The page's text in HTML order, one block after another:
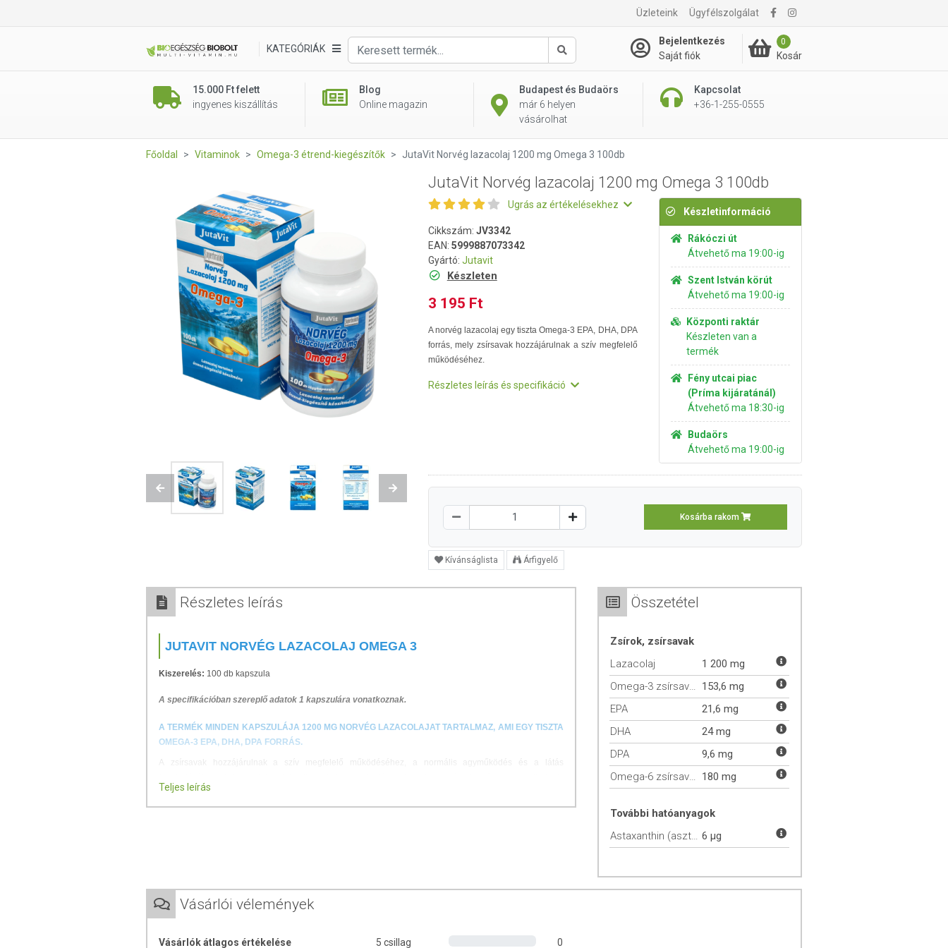
Üzleteink Ügyfélszolgálat
KATEGÓRIÁK
Keresés
Bejelentkezés
Saját fiók
0
Kosár
15.000 Ft felett
ingyenes kiszállítás
Blog
Online magazin
Budapest és Budaörs
már 6 helyen
vásárolhat
Kapcsolat
+36-1-255-0555
3 195 Ft Kosárba rakom
Főoldal Vitaminok Omega-3 étrend-kiegészítők JutaVit Norvég lazacolaj 1200 mg Omega 3 100db
Previous Next
JutaVit Norvég lazacolaj 1200 mg Omega 3 100db
Ugrás az értékelésekhez
Cikkszám: JV3342
EAN: 5999887073342
Gyártó: Jutavit
Készleten
3 195 Ft
A norvég lazacolaj egy tiszta Omega-3 EPA, DHA, DPA
forrás, mely zsírsavak hozzájárulnak a szív megfelelő
működéséhez.
Részletes leírás és specifikáció
Készletinformáció
Rákóczi út
Átvehető ma 19:00-ig
Szent István körút
Átvehető ma 19:00-ig
Központi raktár
Készleten van a
termék
Fény utcai piac
(Príma kijáratánál)
Átvehető ma 18:30-ig
Budaörs
Átvehető ma 19:00-ig
Kosárba rakom
Kívánságlista Árfigyelő
Részletes leírás
JUTAVIT NORVÉG LAZACOLAJ OMEGA 3
Kiszerelés: 100 db kapszula
A specifikációban szereplő adatok 1 kapszulára vonatkoznak.
A TERMÉK MINDEN KAPSZULÁJA 1200 MG NORVÉG LAZACOLAJAT TARTALMAZ, AMI EGY TISZTA
OMEGA-3 EPA, DHA, DPA FORRÁS.
A zsírsavak hozzájárulnak a szív megfelelő működéséhez, a normális agyműködés és a látás
Kutatások szerint a lazacolaj képes gyorsítani a kognitív funkciókat és lelassítani az öregedési
folyamatokat, valamint az Alzheimer-kór kialakulásának kockázatát is csökkenti.
A kedvező hatás 250 mg EPA és DHA napi bevitelével érhető el.
FELHASZNÁLÁSI JAVASLAT
Teljes leírás
Összetétel
Zsírok, zsírsavak
Lazacolaj
1 200 mg
Omega-3 zsírsavak 153,6 mg
EPA
21,6 mg
DHA
24 mg
DPA
9,6 mg
Omega-6 zsírsavak 180 mg
További hatóanyagok
Astaxanthin (asztaxantin) 6 µg
Vásárlói vélemények
Vásárlók átlagos értékelése 5 csillag
0